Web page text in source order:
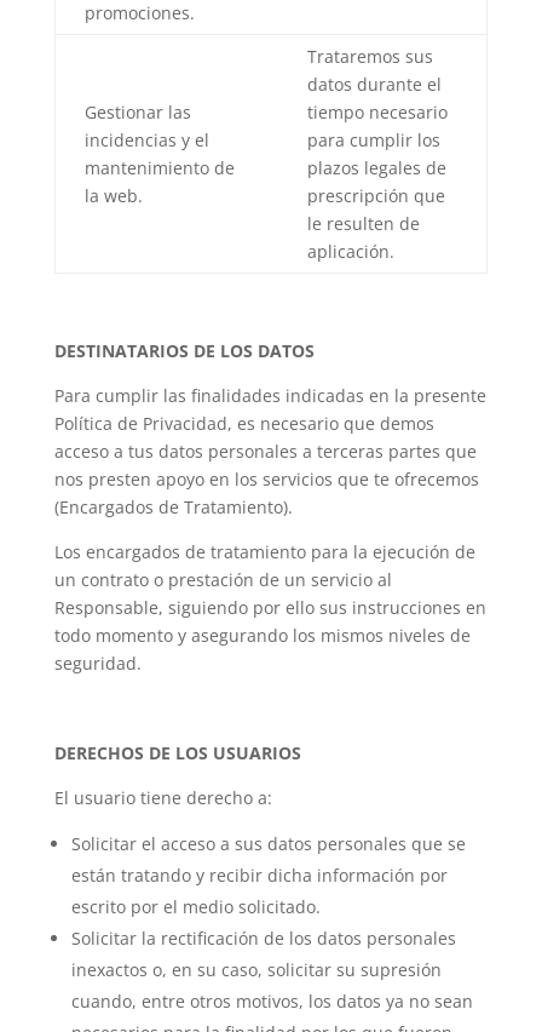
promociones.
Gestionar las
incidencias y el
mantenimiento de
la web.
Trataremos sus
datos durante el
tiempo necesario
para cumplir los
plazos legales de
prescripción que
le resulten de
aplicación.
DESTINATARIOS DE LOS DATOS
Para cumplir las finalidades indicadas en la presente
Política de Privacidad, es necesario que demos
acceso a tus datos personales a terceras partes que
nos presten apoyo en los servicios que te ofrecemos
(Encargados de Tratamiento).
Los encargados de tratamiento para la ejecución de
un contrato o prestación de un servicio al
Responsable, siguiendo por ello sus instrucciones en
todo momento y asegurando los mismos niveles de
seguridad.
DERECHOS DE LOS USUARIOS
El usuario tiene derecho a:
Solicitar el acceso a sus datos personales que se
están tratando y recibir dicha información por
escrito por el medio solicitado.
Solicitar la rectificación de los datos personales
inexactos o, en su caso, solicitar su supresión
cuando, entre otros motivos, los datos ya no sean